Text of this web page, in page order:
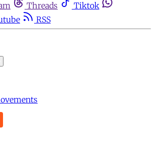
Threads
Tiktok
RSS